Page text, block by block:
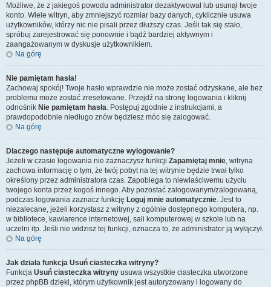
Możliwe, że z jakiegoś powodu administrator dezaktywował lub usunął twoje
konto. Wiele witryn, aby zmniejszyć rozmiar bazy danych, cyklicznie usuwa
użytkowników, którzy nic nie pisali przez dłuższy czas. Jeśli tak się stało,
spróbuj zarejestrować się ponownie i bądź bardziej aktywnym i
zaangażowanym w dyskusje użytkownikiem.
Na górę
Nie pamiętam hasła!
Zachowaj spokój! Twoje hasło wprawdzie nie może zostać odzyskane, ale bez
problemu może zostać zresetowane. Przejdź na stronę logowania i kliknij
odnośnik Nie pamiętam hasła. Postępuj zgodnie z instrukcjami, a
prawdopodobnie niedługo znów będziesz móc się zalogować.
Na górę
Dlaczego następuje automatyczne wylogowanie?
Jeżeli w czasie logowania nie zaznaczysz funkcji Zapamiętaj mnie, witryna
zachowa informację o tym, że twój pobyt na tej witrynie będzie trwał tylko
określony przez administratora czas. Zapobiega to niewłaściwemu użyciu
twojego konta przez kogoś innego. Aby pozostać zalogowanym/zalogowaną,
podczas logowania zaznacz funkcję Loguj mnie automatycznie. Jest to
niezalecane, jeżeli korzystasz z witryny z ogólnie dostępnego komputera, np.
w bibliotece, kawiarence internetowej, sali komputerowej w szkole lub na
uczelni itp. Jeśli nie widzisz tej funkcji, oznacza to, że administrator ją wyłączył.
Na górę
Jak działa funkcja Usuń ciasteczka witryny?
Funkcja Usuń ciasteczka witryny usuwa wszystkie ciasteczka utworzone
przez phpBB dzięki, którym użytkownik jest autoryzowany i logowany do